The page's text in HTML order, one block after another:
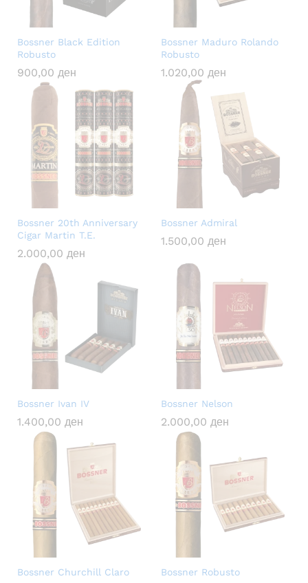
Bossner Black Edition
Robusto
900,00 ден
Bossner Maduro Rolando
Robusto
1.020,00 ден
Bossner 20th Anniversary
Cigar Martin T.E.
2.000,00 ден
Bossner Admiral
1.500,00 ден
Bossner Ivan IV
1.400,00 ден
Bossner Nelson
2.000,00 ден
Bossner Churchill Claro Bossner Robusto